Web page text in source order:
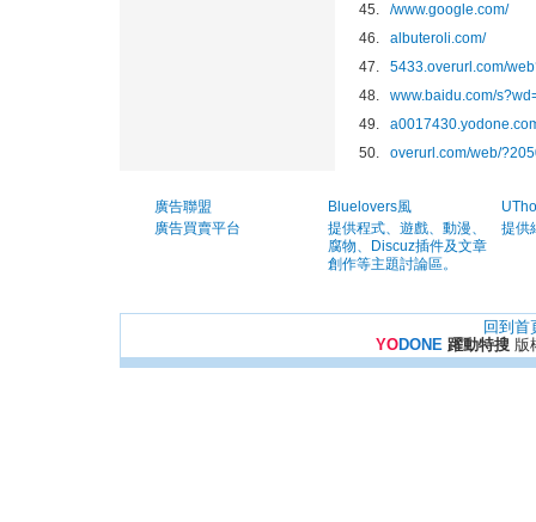
45.
/www.google.com/
46.
albuteroli.com/
47.
5433.overurl.com/
48.
www.baidu.com/
49.
50.
overurl.com/web/
廣告聯盟
廣告買賣平台
Bluelovers風
提供程式、遊戲、動漫、
腐物、Discuz插件及文章
創作等主題討論區。
提供
回到首
YODONE 躍動特搜版